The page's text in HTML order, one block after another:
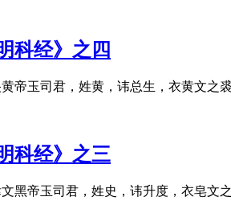
科经》之四
帝玉司君，姓黄，讳总生，衣黄文之
科经》之三
黑帝玉司君，姓史，讳升度，衣皂文